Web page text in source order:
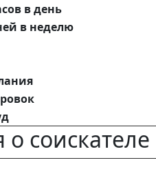
в день
в неделю
соискателе